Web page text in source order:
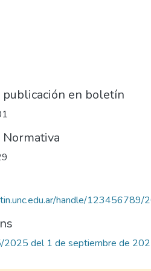
publicación en boletín
Normativa
handle/123456789/
2025 del 1 de septiembre de